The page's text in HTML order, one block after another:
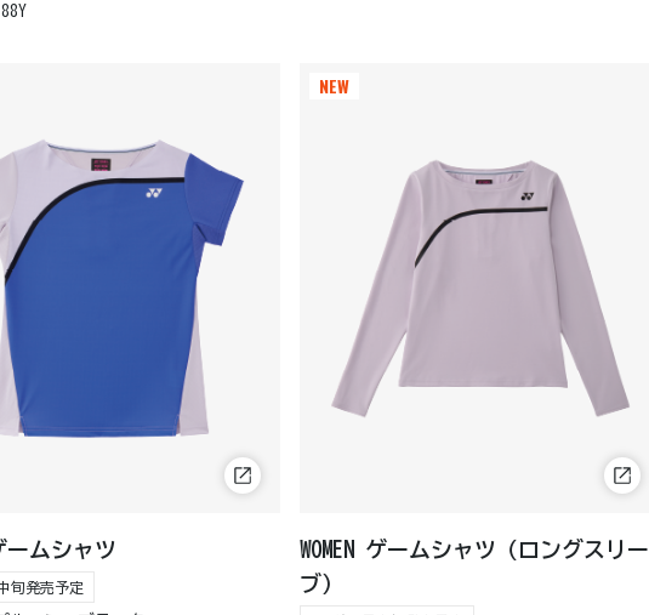
ームシャツ
旬発売予定
NEW
WOMEN ゲームシャツ（ロングスリー
ブ）